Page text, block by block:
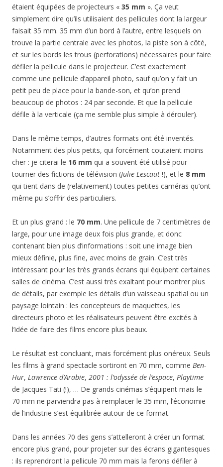
étaient équipées de projecteurs « 35 mm ». Ça veut
simplement dire qu’ils utilisaient des pellicules dont la largeur
faisait 35 mm. 35 mm d’un bord à l’autre, entre lesquels on
trouve la partie centrale avec les photos, la piste son à côté,
et sur les bords les trous (perforations) nécessaires pour faire
défiler la pellicule dans le projecteur. C’est exactement
comme une pellicule d’appareil photo, sauf qu’on y fait un
petit peu de place pour la bande-son, et qu’on prend
beaucoup de photos : 24 par seconde. Et que la pellicule
défile à la verticale (ça me semble plus simple à dérouler).
Dans le même temps, d’autres formats ont été inventés.
Notamment des plus petits, qui forcément coutaient moins
cher : je citerai le 16 mm qui a souvent été utilisé pour
tourner des fictions de télévision (Julie Lescaut !), et le 8 mm
qui tient dans de (relativement) toutes petites caméras qu’ont
même pu s’offrir des particuliers.
Et un plus grand : le 70 mm. Une pellicule de 7 centimètres de
large, pour une image deux fois plus grande, et donc
contenant bien plus d’informations : soit une image bien
mieux définie, plus fine, avec moins de grain. C’est très
intéressant pour les très grands écrans qui équipent certaines
salles de cinéma. C’est aussi très exaltant pour montrer plus
de détails, par exemple les détails d’un vaisseau spatial ou un
paysage lointain : les concepteurs de maquettes, les
directeurs photo et les réalisateurs peuvent être excités à
l’idée de faire des films encore plus beaux.
Le résultat est concluant, mais forcément plus onéreux. Seuls
les films à grand spectacle sortiront en 70 mm, comme Ben-
Hur, Lawrence d’Arabie, 2001 : l’odyssée de l’espace, Playtime
de Jacques Tati (!), … De grands cinémas s’équipent mais le
70 mm ne parviendra pas à remplacer le 35 mm, l’économie
de l’industrie s’est équilibrée autour de ce format.
Dans les années 70 des gens s’attelleront à créer un format
encore plus grand, pour projeter sur des écrans gigantesques
: ils reprendront la pellicule 70 mm mais la ferons défiler à